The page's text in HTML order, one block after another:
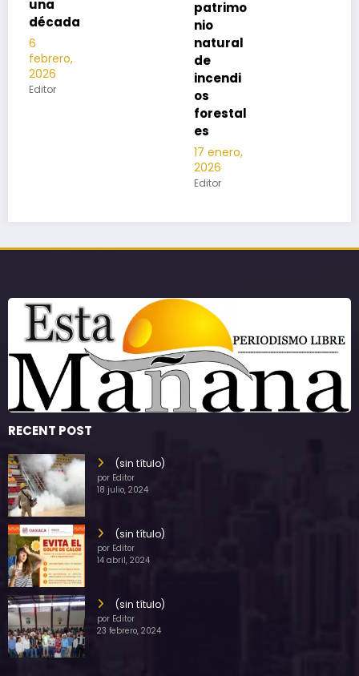
RECENT POST
(sin título)
por Editor
18 julio, 2024
(sin título)
por Editor
14 abril, 2024
(sin título)
por Editor
23 febrero, 2024